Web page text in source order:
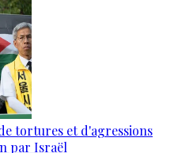
tortures et d'agressions
par Israël